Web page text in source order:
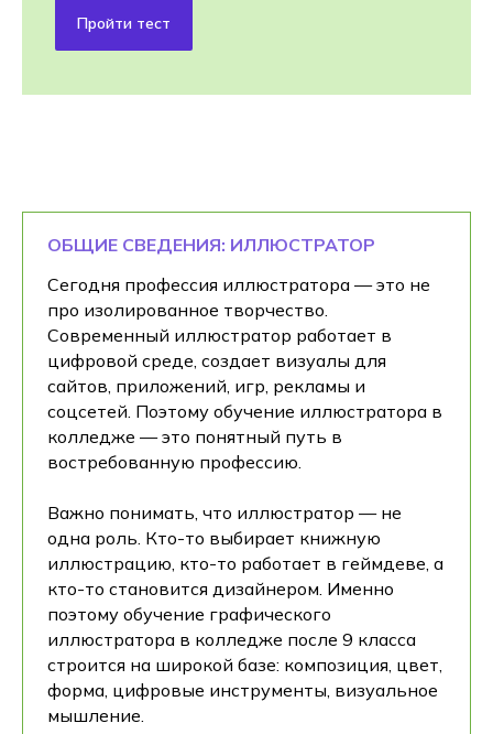
Пройти тест
ОБЩИЕ СВЕДЕНИЯ: ИЛЛЮСТРАТОР
Сегодня профессия иллюстратора — это не
про изолированное творчество.
Современный иллюстратор работает в
цифровой среде, создает визуалы для
сайтов, приложений, игр, рекламы и
соцсетей. Поэтому обучение иллюстратора в
колледже — это понятный путь в
востребованную профессию.
Важно понимать, что иллюстратор — не
одна роль. Кто-то выбирает книжную
иллюстрацию, кто-то работает в геймдеве, а
кто-то становится дизайнером. Именно
поэтому обучение графического
иллюстратора в колледже после 9 класса
строится на широкой базе: композиция, цвет,
форма, цифровые инструменты, визуальное
мышление.